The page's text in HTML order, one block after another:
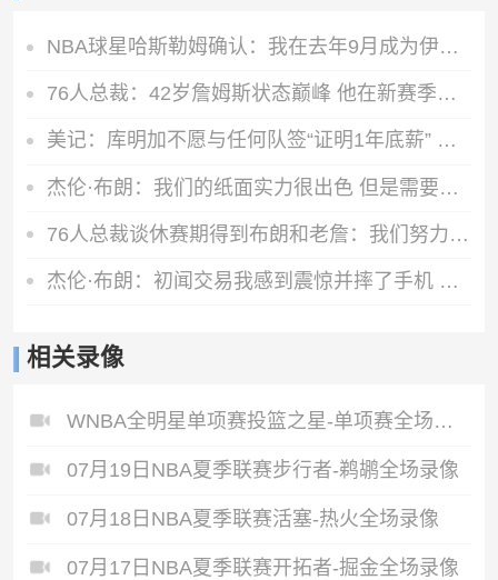
NBA球星哈斯勒姆确认：我在去年9月成为伊普斯维奇少数股东
76人总裁：42岁詹姆斯状态巅峰 他在新赛季能打出MVP级别的表现
美记：库明加不愿与任何队签“证明1年底薪” 湖人仍是热门下家
杰伦·布朗：我们的纸面实力很出色 但是需要磨合才能兑现天赋
76人总裁谈休赛期得到布朗和老詹：我们努力争取 并达成理想运作
杰伦·布朗：初闻交易我感到震惊并摔了手机 马克西第一个联系我
相关录像
WNBA全明星单项赛投篮之星-单项赛全场录像
07月19日NBA夏季联赛步行者-鹈鹕全场录像
07月18日NBA夏季联赛活塞-热火全场录像
07月17日NBA夏季联赛开拓者-掘金全场录像